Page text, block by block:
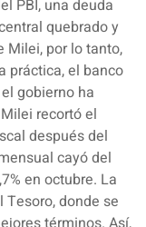
PBI, una deuda
quebrado y
Milei, por lo tanto,
práctica, el banco
gobierno ha
recortó el
después del
cayó del
en octubre. La
donde se